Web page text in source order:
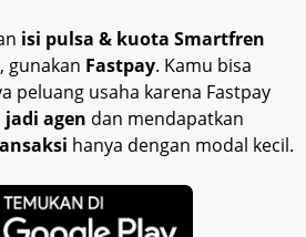
isi pulsa & kuota Smartfren
gunakan Fastpay. Kamu bisa
peluang usaha karena Fastpay
jadi agen dan mendapatkan
hanya dengan modal kecil.